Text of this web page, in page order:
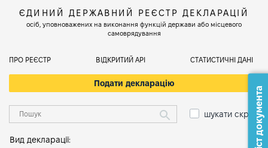
ЄДИНИЙ ДЕРЖАВНИЙ РЕЄСТР ДЕКЛАРАЦІЙ
осіб, уповноважених на виконання функцій держави або місцевого
самоврядування
ПРО РЕЄСТР ВІДКРИТИЙ АРІ СТАТИСТИЧНІ ДАНІ
Подати декларацію
шукати скрізь
Вид декларації: Зміст документа